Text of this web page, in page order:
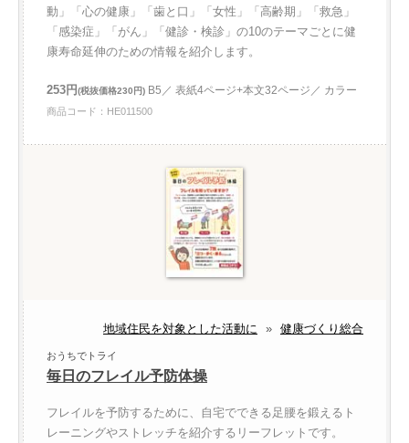
動」「心の健康」「歯と口」「女性」「高齢期」「救急」
「感染症」「がん」「健診・検診」の10のテーマごとに健
康寿命延伸のための情報を紹介します。
253円(税抜価格230円) B5／ 表紙4ページ+本文32ページ／ カラー
商品コード：HE011500
地域住民を対象とした活動に » 健康づくり総合
おうちでトライ
毎日のフレイル予防体操
フレイルを予防するために、自宅でできる足腰を鍛えるト
レーニングやストレッチを紹介するリーフレットです。